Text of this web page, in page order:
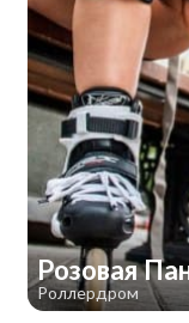
Розовая
Роллердром